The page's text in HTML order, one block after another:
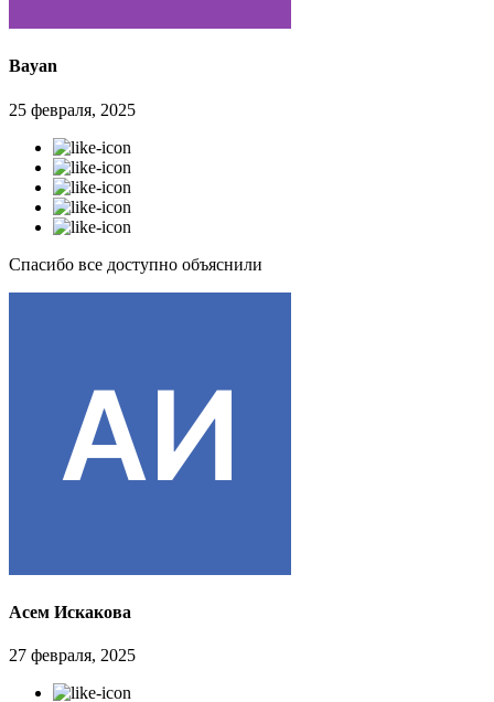
Bayan
25 февраля, 2025
Спасибо все доступно объяснили
Асем Искакова
27 февраля, 2025